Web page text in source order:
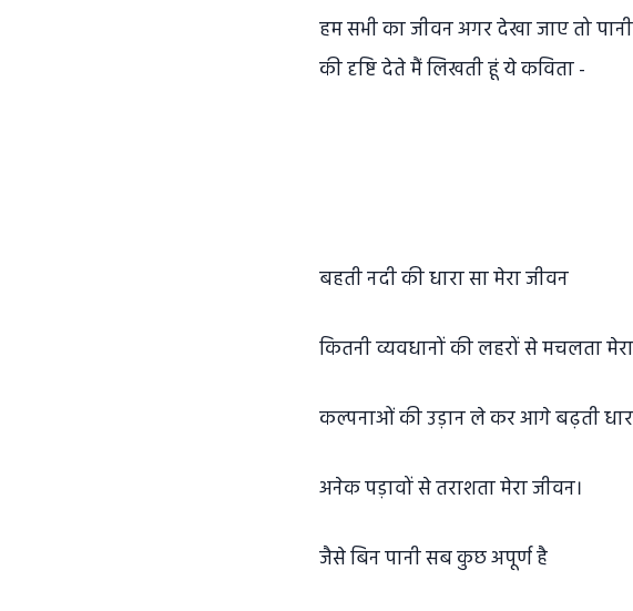
हम सभी का जीवन अगर देखा जाए तो
की दृष्टि देते मैं लिखती हूं ये कविता -
बहती नदी की धारा सा मेरा जीवन
कितनी व्यवधानों की लहरों से मचलता
कल्पनाओं की उड़ान ले कर आगे बढ़ती
अनेक पड़ावों से तराशता मेरा जीवन।
जैसे बिन पानी सब कुछ अपूर्ण है